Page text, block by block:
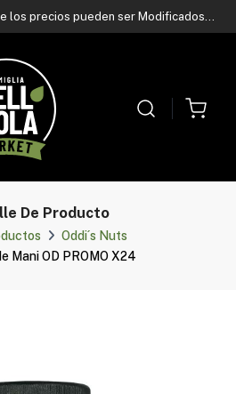
los precios pueden ser Modificados
de ventas por whatsapp
de ventas
De Producto
Oddi´s Nuts
Mani OD PROMO X24